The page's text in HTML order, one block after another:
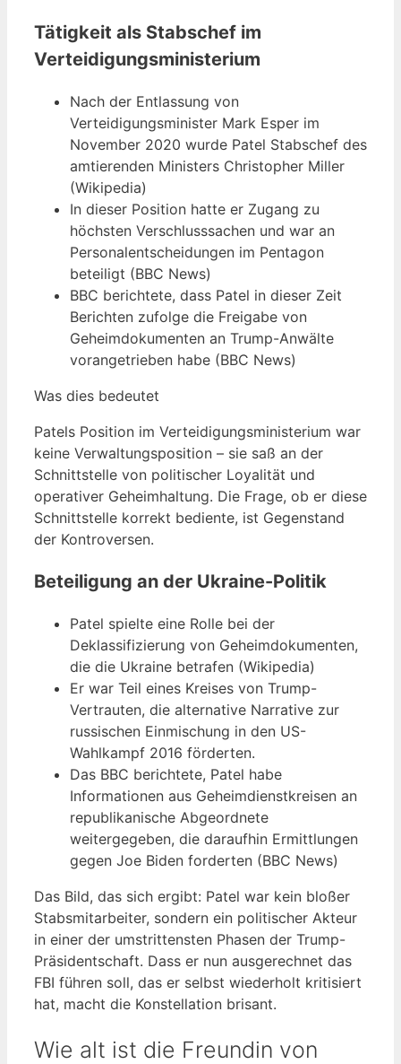
Tätigkeit als Stabschef im
Verteidigungsministerium
Nach der Entlassung von
Verteidigungsminister Mark Esper im
November 2020 wurde Patel Stabschef des
amtierenden Ministers Christopher Miller
(Wikipedia)
In dieser Position hatte er Zugang zu
höchsten Verschlusssachen und war an
Personalentscheidungen im Pentagon
beteiligt (BBC News)
BBC berichtete, dass Patel in dieser Zeit
Berichten zufolge die Freigabe von
Geheimdokumenten an Trump-Anwälte
vorangetrieben habe (BBC News)
Was dies bedeutet
Patels Position im Verteidigungsministerium war
keine Verwaltungsposition – sie saß an der
Schnittstelle von politischer Loyalität und
operativer Geheimhaltung. Die Frage, ob er diese
Schnittstelle korrekt bediente, ist Gegenstand
der Kontroversen.
Beteiligung an der Ukraine-Politik
Patel spielte eine Rolle bei der
Deklassifizierung von Geheimdokumenten,
die die Ukraine betrafen (Wikipedia)
Er war Teil eines Kreises von Trump-
Vertrauten, die alternative Narrative zur
russischen Einmischung in den US-
Wahlkampf 2016 förderten.
Das BBC berichtete, Patel habe
Informationen aus Geheimdienstkreisen an
republikanische Abgeordnete
weitergegeben, die daraufhin Ermittlungen
gegen Joe Biden forderten (BBC News)
Das Bild, das sich ergibt: Patel war kein bloßer
Stabsmitarbeiter, sondern ein politischer Akteur
in einer der umstrittensten Phasen der Trump-
Präsidentschaft. Dass er nun ausgerechnet das
FBI führen soll, das er selbst wiederholt kritisiert
hat, macht die Konstellation brisant.
Wie alt ist die Freundin von